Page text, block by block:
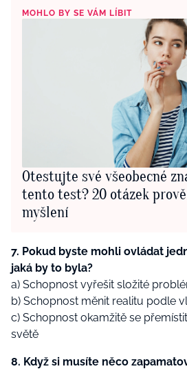
MOHLO BY SE VÁM LÍBIT
Otestujte své všeobecné
tento test? 20 otázek
myšlení
7. Pokud byste mohli ovládat
jaká by to byla?
a) Schopnost vyřešit složité
b) Schopnost měnit realitu podle
c) Schopnost okamžitě se
světě
8. Když si musíte něco